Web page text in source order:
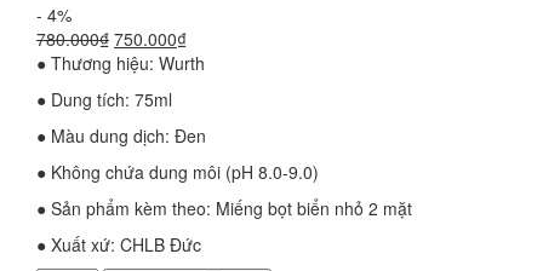
- 4%
780.000₫ Giá
gốc
780.000₫.
750.000₫Giá
hiện
750.000₫.
● Thương hiệu: Wurth
● Dung tích: 75ml
● Màu dung dịch: Đen
● Không chứa dung môi (pH 8.0-9.0)
● Sản phẩm kèm theo: Miếng bọt biển nhỏ 2 mặt
● Xuất xứ: CHLB Đức